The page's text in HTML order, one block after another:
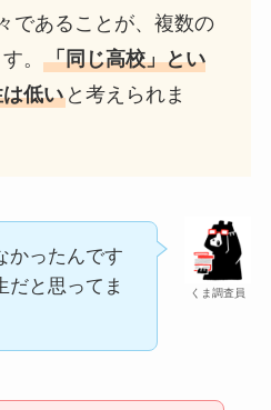
であることが、複数の
。 「同じ高校」とい
低いと考えられま
くま調査員
かったんです
だと思ってま